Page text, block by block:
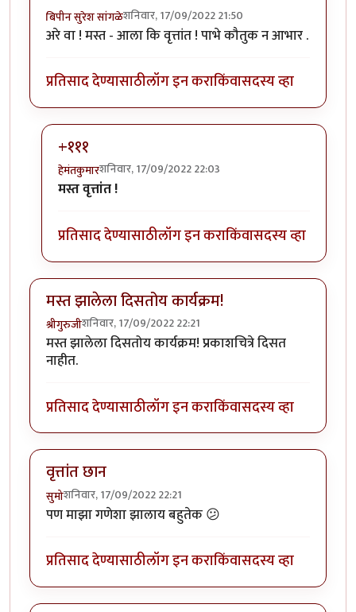
बिपीन सुरेश सांगळेशनिवार, 17/09/2022 21:50
अरे वा ! मस्त - आला कि वृत्तांत ! पाभे कौतुक न आभार .
प्रतिसाद देण्यासाठीलॉग इन कराकिंवासदस्य व्हा
+१११
हेमंतकुमारशनिवार, 17/09/2022 22:03
In reply to
मस्त वृत्तांत !
प्रतिसाद देण्यासाठीलॉग इन कराकिंवासदस्य व्हा
मस्त झालेला दिसतोय कार्यक्रम!
श्रीगुरुजीशनिवार, 17/09/2022 22:21
मस्त झालेला दिसतोय कार्यक्रम! प्रकाशचित्रे दिसत
नाहीत.
प्रतिसाद देण्यासाठीलॉग इन कराकिंवासदस्य व्हा
वृत्तांत छान
सुमोशनिवार, 17/09/2022 22:21
पण माझा गणेशा झालाय बहुतेक 😕
प्रतिसाद देण्यासाठीलॉग इन कराकिंवासदस्य व्हा